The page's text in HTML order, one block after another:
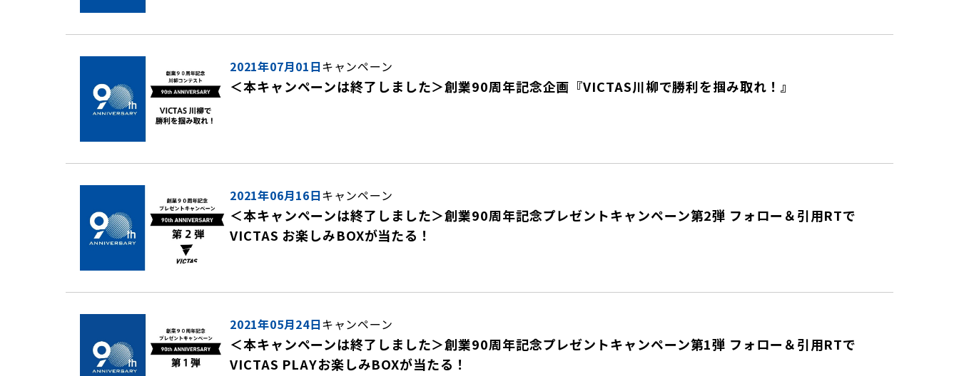
2021年07月01日キャンペーン
＜本キャンペーンは終了しました＞創業90周年記念企画『VICTAS川柳で勝利を掴み取れ！』
2021年06月16日キャンペーン
＜本キャンペーンは終了しました＞創業90周年記念プレゼントキャンペーン第2弾 フォロー＆引用RTで
VICTAS お楽しみBOXが当たる！
2021年05月24日キャンペーン
＜本キャンペーンは終了しました＞創業90周年記念プレゼントキャンペーン第1弾 フォロー＆引用RTで
VICTAS PLAYお楽しみBOXが当たる！